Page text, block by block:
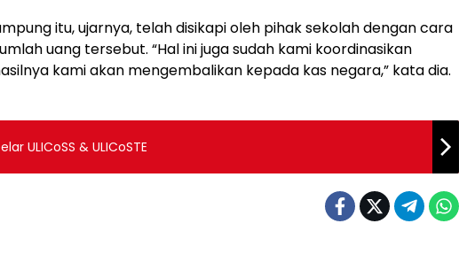
itu, ujarnya, telah disikapi oleh pihak sekolah dengan cara
uang tersebut. “Hal ini juga sudah kami koordinasikan
kami akan mengembalikan kepada kas negara,” kata dia.
ULICoSS & ULICoSTE